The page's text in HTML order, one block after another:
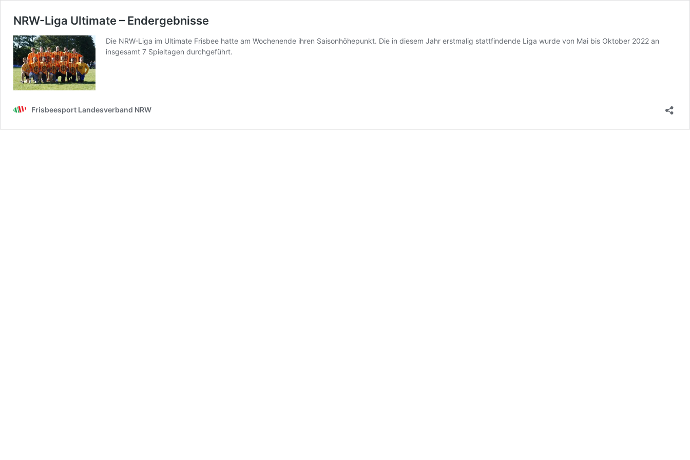
NRW-Liga Ultimate – Endergebnisse
Die NRW-Liga im Ultimate Frisbee hatte am Wochenende ihren Saisonhöhepunkt. Die in diesem Jahr erstmalig stattfindende Liga wurde von Mai bis Oktober 2022 an
insgesamt 7 Spieltagen durchgeführt.
Frisbeesport Landesverband NRW